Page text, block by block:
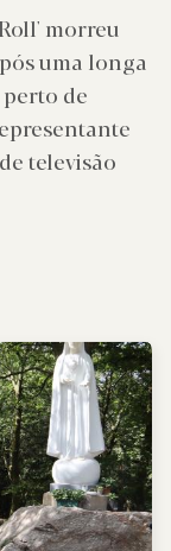
morreu
uma longa
de
televisão